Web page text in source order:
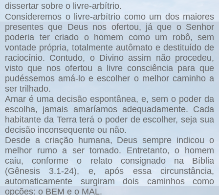
dissertar sobre o livre-arbítrio.
Consideremos o livre-arbítrio como um dos maiores
presentes que Deus nos ofertou, já que o Senhor
poderia ter criado o homem como um robô, sem
vontade própria, totalmente autômato e destituído de
raciocínio. Contudo, o Divino assim não procedeu,
visto que nos ofertou a livre consciência para que
pudéssemos amá-lo e escolher o melhor caminho a
ser trilhado.
Amar é uma decisão espontânea, e, sem o poder da
escolha, jamais amaríamos adequadamente. Cada
habitante da Terra terá o poder de escolher, seja sua
decisão inconsequente ou não.
Desde a criação humana, Deus sempre indicou o
melhor rumo a ser tomado.
Entretanto, o homem
caiu, conforme o relato consignado na Bíblia
(Gênesis 3.1-24), e, após essa circunstância,
automaticamente surgiram dois caminhos como
opções: o BEM e o MAL.